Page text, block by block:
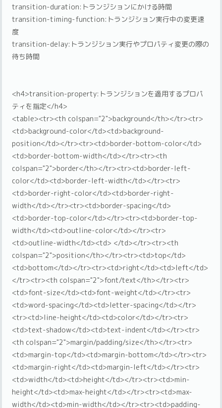
transition-duration:トランジションにかける時間
transition-timing-function:トランジション実行中の変更速
度
transition-delay:トランジション実行やプロパティ変更の際の
待ち時間
<h4>transition-property:トランジションを適用するプロパ
ティを指定</h4>
<table><tr><th colspan="2">background</th></tr><tr>
<td>background-color</td><td>background-
position</td></tr><tr><td>border-bottom-color</td>
<td>border-bottom-width</td></tr><tr><th
colspan="2">border</th></tr><tr><td>border-left-
color</td><td>border-left-width</td></tr><tr>
<td>border-right-color</td><td>border-right-
width</td></tr><tr><td>border-spacing</td>
<td>border-top-color</td></tr><tr><td>border-top-
width</td><td>outline-color</td></tr><tr>
<td>outline-width</td><td> </td></tr><tr><th
colspan="2">position</th></tr><tr><td>top</td>
<td>bottom</td></tr><tr><td>right</td><td>left</td>
</tr><tr><th colspan="2">font/text</th></tr><tr>
<td>font-size</td><td>font-weight</td></tr><tr>
<td>word-spacing</td><td>letter-spacing</td></tr>
<tr><td>line-height</td><td>color</td></tr><tr>
<td>text-shadow</td><td>text-indent</td></tr><tr>
<th colspan="2">margin/padding/size</th></tr><tr>
<td>margin-top</td><td>margin-bottom</td></tr><tr>
<td>margin-right</td><td>margin-left</td></tr><tr>
<td>width</td><td>height</td></tr><tr><td>min-
height</td><td>max-height</td></tr><tr><td>max-
width</td><td>min-width</td></tr><tr><td>padding-